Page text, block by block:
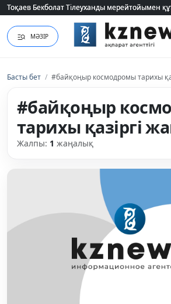
Тоқаев Бекболат Тілеуханды мерейтойымен
Тоқаев Бекболат Тілеуханды мерейтойымен
МӘЗІР
Басты бет / #байқоңыр космодромы тарихы
#байқоңыр
тарихы қазіргі
Жалпы: 1 жаңалық